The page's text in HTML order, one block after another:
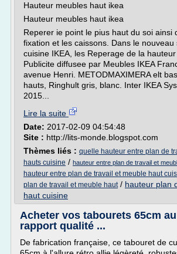
Hauteur meubles haut ikea
Hauteur meubles haut ikea
Reperer ie point le pius haut du soi ainsi
fixation et les caissons. Dans le nouveau
cuisine IKEA, les Reperage de la
Publicite diffusee par Meubles IKEA
avenue Henri. METODMAXIMERA elt
hauts, Ringhult gris, blanc. Inter IKEA
2015...
Lire la suite
Date: 2017-02-09 04:54:48
Site : http://lits-monde.blogspot.com
Thèmes liés : quelle hauteur entre plan de
hauts cuisine / hauteur entre plan de travail et
hauteur entre plan de travail et meuble haut
plan de travail et meuble haut/ hauteur plan
haut cuisine
Acheter vos tabourets 65cm
rapport qualité ...
De fabrication française, ce tabouret de